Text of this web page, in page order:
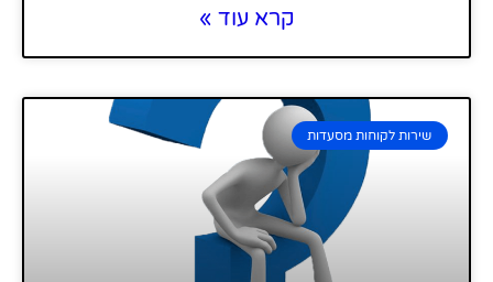
קרא עוד »
שירות לקוחות מסעדות